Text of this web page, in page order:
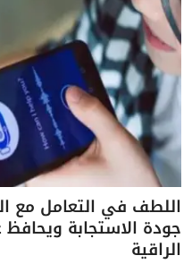
اللطف في التعامل مع
جودة الاستجابة
الراقية